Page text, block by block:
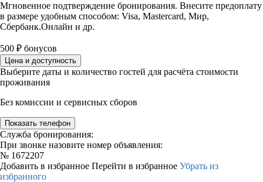
Мгновенное подтверждение бронирования. Внесите предоплату
в размере удобным способом: Visa, Mastercard, Мир,
Сбербанк.Онлайн и др.
500 ₽ бонусов
Цена и доступность
Выберите даты и количество гостей для расчёта стоимости
проживания
Без комиссии и сервисных сборов
Показать телефон
Служба бронирования:
При звонке назовите номер объявления:
№ 1672207
Добавить в избранное Перейти в избранное Убрать из
избранного